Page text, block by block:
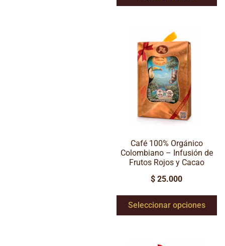
Café 100% Orgánico
Colombiano – Infusión de
Frutos Rojos y Cacao
$ 25.000
Seleccionar opciones